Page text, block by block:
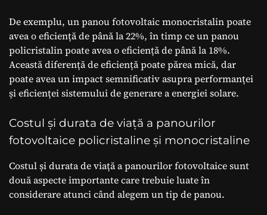
De exemplu, un panou fotovoltaic monocristalin poate
avea o eficiență de până la 22%, în timp ce un panou
policristalin poate avea o eficiență de până la 18%.
Această diferență de eficiență poate părea mică, dar
poate avea un impact semnificativ asupra performanței
și eficienței sistemului de generare a energiei solare.
Costul și durata de viață a panourilor
fotovoltaice policristaline și monocristaline
Costul și durata de viață a panourilor fotovoltaice sunt
două aspecte importante care trebuie luate în
considerare atunci când alegem un tip de panou.